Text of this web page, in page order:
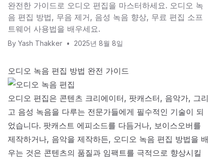
완전한 가이드로 오디오 편집을 마스터하세요. 오디오 녹
음 편집 방법, 무음 제거, 음성 녹음 향상, 무료 편집 소프
트웨어 사용법을 배우세요.
By Yash Thakker • 2025년 8월 8일
오디오 녹음 편집 방법 완전 가이드
오디오 편집은 콘텐츠 크리에이터, 팟캐스터, 음악가, 그리
고 음성 녹음을 다루는 전문가들에게 필수적인 기술이 되
었습니다. 팟캐스트 에피소드를 다듬거나, 보이스오버를
제작하거나, 음악을 제작하든, 오디오 녹음 편집 방법을 배
우는 것은 콘텐츠의 품질과 임팩트를 극적으로 향상시킬